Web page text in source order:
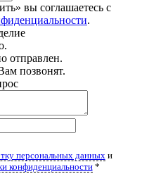
вы соглашаетесь с
.
отправлен.
позвонят.
персональных данных и
конфиденциальности*